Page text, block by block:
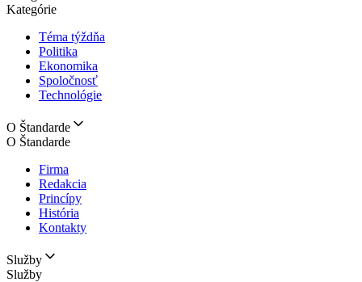
Kategórie
Téma týždňa
Politika
Ekonomika
Spoločnosť
Technológie
O Štandarde
O Štandarde
Firma
Redakcia
Princípy
História
Kontakty
Služby
Služby